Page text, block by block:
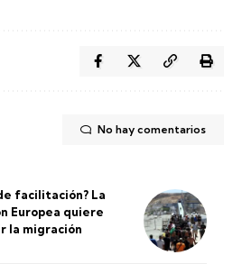
No hay comentarios
facilitación? La
Europea quiere
la migración